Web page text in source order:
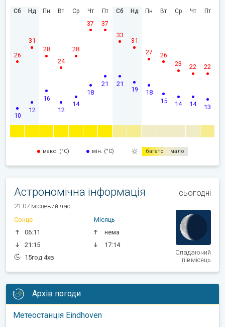
Сб
10
26
Нд
12
31
Пн
16
28
Вт
12
24
Ср
14
28
Чт
18
37
Пт
21
37
Сб
21
33
Нд
19
31
Пн
18
27
Вт
15
26
Ср
14
23
Чт
14
22
Пт
13
22
макс. (°C) мін. (°C) багато мало
Астрономічна інформація сьогодні
21:07 місцевий час
Сонце
06:11
21:15
15год 4хв
Місяць
нема
17:14
Спадаючий
півмісяць
Архів погоди
Метеостанція Eindhoven